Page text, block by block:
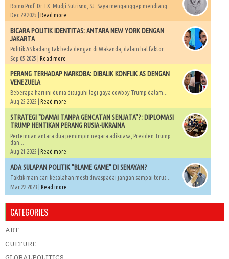
Romo Prof. Dr. FX. Mudji Sutrisno, SJ. Saya menganggap mendiang...
Dec 29 2025 | Read more
BICARA POLITIK IDENTITAS: ANTARA NEW YORK DENGAN
JAKARTA
Politik AS kadang tak beda dengan di Wakanda, dalam hal faktor...
Sep 05 2025 | Read more
PERANG TERHADAP NARKOBA: DIBALIK KONFLIK AS DENGAN
VENEZUELA
Beberapa hari ini dunia disuguhi lagi gaya cowboy Trump dalam...
Aug 25 2025 | Read more
STRATEGI "DAMAI TANPA GENCATAN SENJATA"?: DIPLOMASI
TRUMP HENTIKAN PERANG RUSIA-UKRAINA
Pertemuan antara dua pemimpin negara adikuasa, Presiden Trump
dan...
Aug 21 2025 | Read more
ADA SULAPAN POLITIK "BLAME GAME" DI SENAYAN?
Taktik main cari kesalahan mesti diwaspadai jangan sampai terus...
Mar 22 2023 | Read more
CATEGORIES
ART
CULTURE